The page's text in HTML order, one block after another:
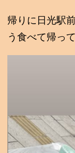
帰りに日光駅
う食べて帰っ